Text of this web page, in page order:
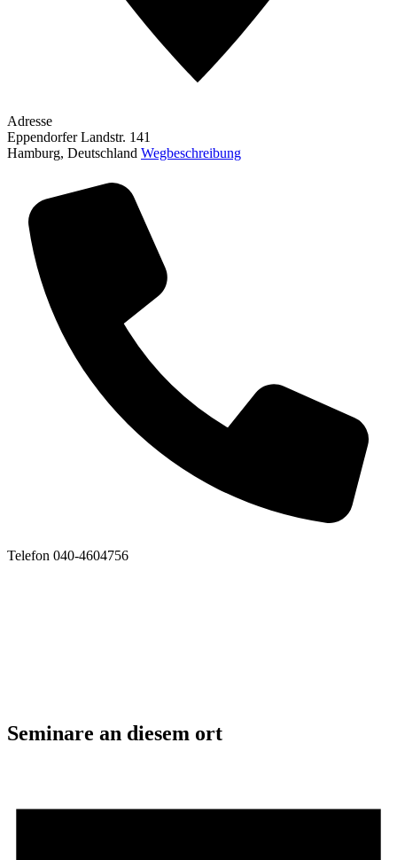
Adresse
Eppendorfer Landstr. 141
Hamburg, Deutschland Wegbeschreibung
Telefon 040-4604756
Seminare an diesem ort